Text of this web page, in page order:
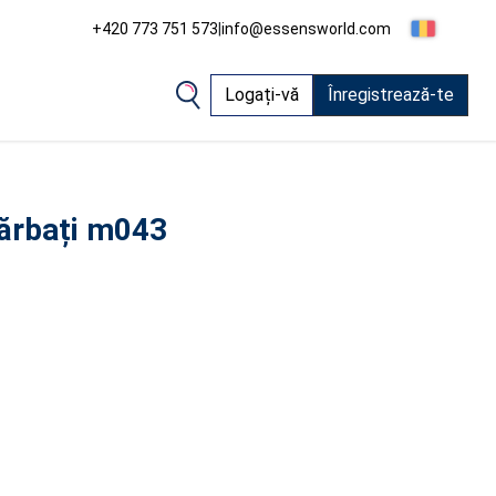
+420 773 751 573|info@essensworld.com
Logați-vă Înregistrează-te
m043